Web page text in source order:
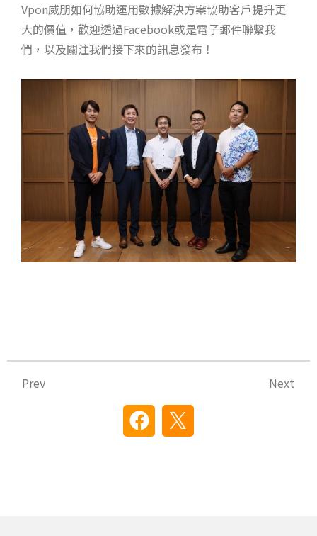
Vpon威朋如何協助運用數據解決方案協助客戶提升更
大的價值，歡迎透過Facebook或是電子郵件聯繫我
們，以及關注我們接下來的訊息發布！
Prev Next